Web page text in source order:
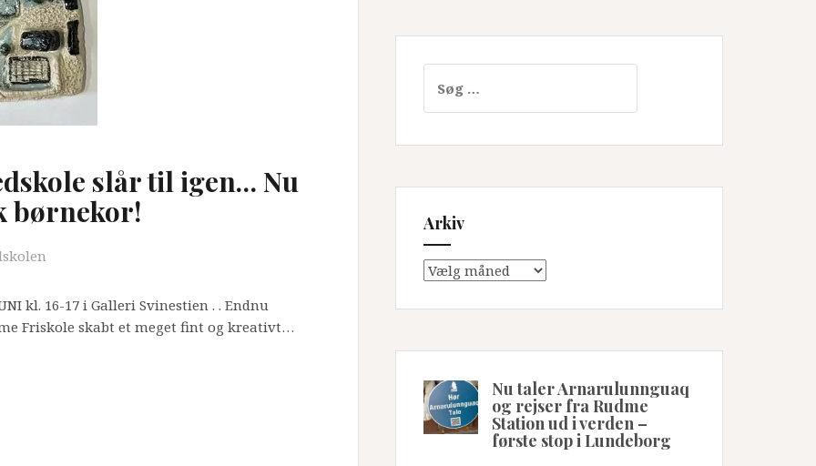
slår til igen… Nu
børnekor!
kl. 16-17 i Galleri Svinestien . . Endnu
Friskole skabt et meget fint og kreativt…
efter:
Arkiv
Arkiv
Nu taler Arnarulunnguaq
og rejser fra Rudme
Station ud i verden –
første stop i Lundeborg